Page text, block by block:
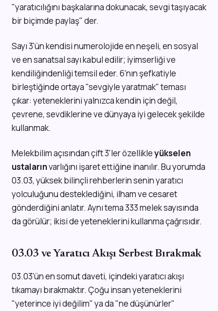
"yaratıcılığını başkalarına dokunacak, sevgi taşıyacak
bir biçimde paylaş" der.
Sayı 3'ün kendisi numerolojide en neşeli, en sosyal
ve en sanatsal sayı kabul edilir; iyimserliği ve
kendiliğindenliği temsil eder. 6'nın şefkatiyle
birleştiğinde ortaya "sevgiyle yaratmak" teması
çıkar: yeteneklerini yalnızca kendin için değil,
çevrene, sevdiklerine ve dünyaya iyi gelecek şekilde
kullanmak.
Melekbilim açısından çift 3'ler özellikleyükselen
ustalarınvarlığını işaret ettiğine inanılır. Bu yorumda
03.03, yüksek bilinçli rehberlerin senin yaratıcı
yolculuğunu desteklediğini, ilham ve cesaret
gönderdiğini anlatır. Aynı tema 333 melek sayısında
da görülür; ikisi de yeteneklerini kullanma çağrısıdır.
03.03 ve Yaratıcı Akışı Serbest Bırakmak
03.03'ün en somut daveti, içindeki yaratıcı akışı
tıkamayı bırakmaktır. Çoğu insan yeteneklerini
"yeterince iyi değilim" ya da "ne düşünürler"